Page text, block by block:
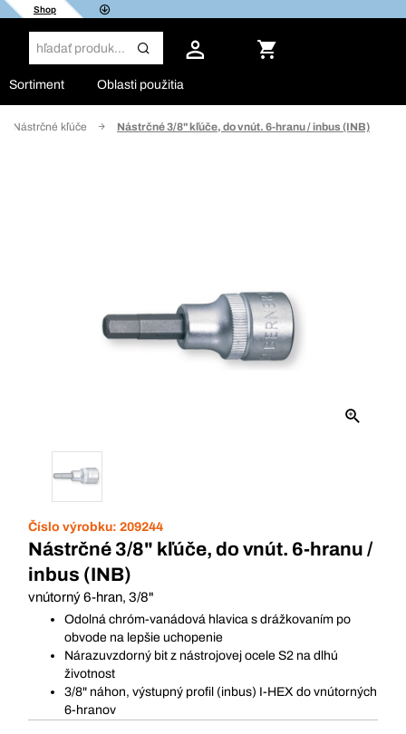
Shop
Sortiment Oblasti použitia
Nástrčné kľúče Nástrčné 3/8" kľúče, do vnút. 6-hranu / inbus (INB)
Číslo výrobku: 209244
Nástrčné 3/8" kľúče, do vnút. 6-hranu /
inbus (INB)
vnútorný 6-hran, 3/8"
Odolná chróm-vanádová hlavica s drážkovaním po
obvode na lepšie uchopenie
Nárazuvzdorný bit z nástrojovej ocele S2 na dlhú
životnost
3/8" náhon, výstupný profil (inbus) I-HEX do vnútorných
6-hranov